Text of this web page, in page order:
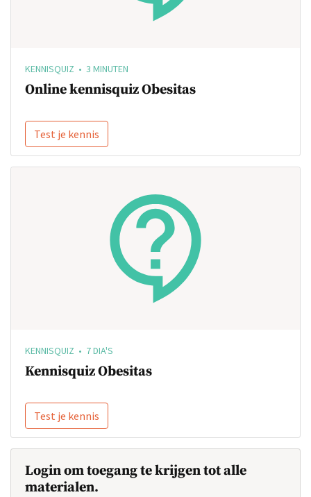
KENNISQUIZ • 3 MINUTEN
Online kennisquiz Obesitas
Test je kennis
KENNISQUIZ • 7 DIA'S
Kennisquiz Obesitas
Test je kennis
Login om toegang te krijgen tot alle
materialen.